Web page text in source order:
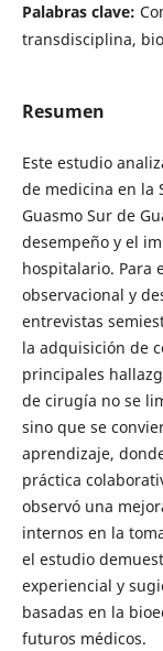
Palabras clave:
transdisciplina,
Resumen
Este estudio
de medicina en la
Guasmo Sur de
desempeño y el
hospitalario. Para
observacional y
entrevistas
la adquisición de
principales
de cirugía no se
sino que se
aprendizaje,
práctica
observó una
internos en la
el estudio
experiencial y
basadas en la
futuros médicos.